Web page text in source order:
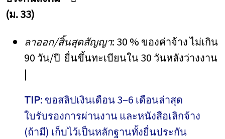
(ม. 33)
ลาออก/สิ้นสุดสัญญา: 30 % ของค่าจ้าง ไม่เกิน
90 วัน/ปี ยื่นขึ้นทะเบียนใน 30 วันหลังว่างงาน
|
TIP: ขอสลิปเงินเดือน 3–6 เดือนล่าสุด
ใบรับรองการผ่านงาน และหนังสือเลิกจ้าง
(ถ้ามี) เก็บไว้เป็นหลักฐานทั้งยื่นประกัน